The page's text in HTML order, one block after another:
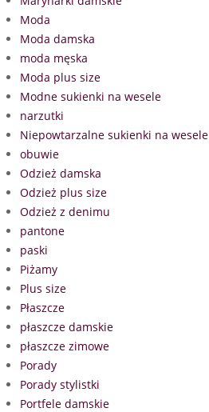
Moda
Moda damska
moda męska
Moda plus size
Modne sukienki na wesele
narzutki
Niepowtarzalne sukienki na wesele
obuwie
Odzież damska
Odzież plus size
Odzież z denimu
pantone
paski
Piżamy
Plus size
Płaszcze
płaszcze damskie
płaszcze zimowe
Porady
Porady stylistki
Portfele damskie